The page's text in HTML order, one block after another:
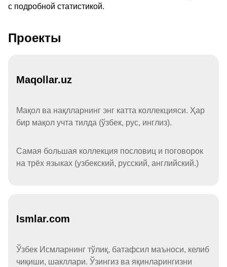
с подробной статистикой.
Проекты
Maqollar.uz
Мақол ва нақлларнинг энг катта коллекцияси. Ҳар
бир мақол учта тилда (ўзбек, рус, инглиз).
Самая большая коллекция пословиц и поговорок
на трёх языках (узбекский, русский, английский.)
Ismlar.com
Ўзбек Исмларнинг тўлиқ, батафсил маъноси, келиб
чиқиши, шакллари. Ўзингиз ва яқинларингизни